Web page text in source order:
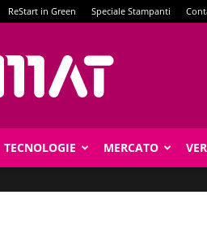
ReStart in Green Speciale Stampanti
TECNOLOGIE MERCATO